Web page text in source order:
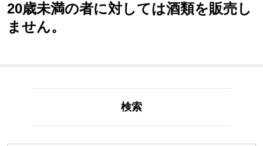
20歳未満の者に対しては酒類を販売し
ません。
検索